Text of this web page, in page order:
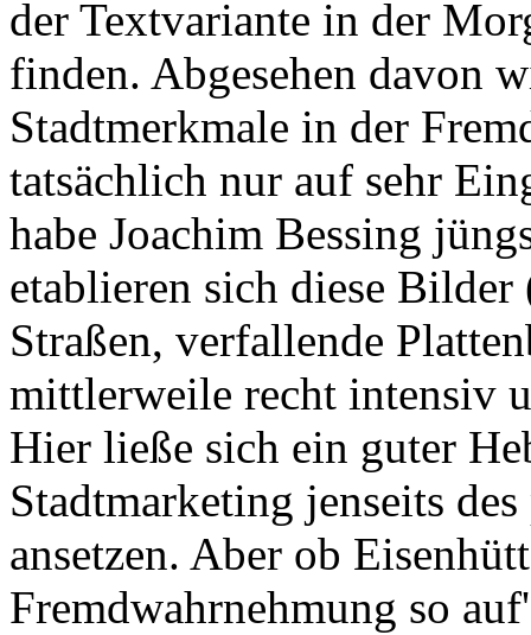
der Textvariante in der
finden. Abgesehen davon
Stadtmerkmale in der
tatsächlich nur auf sehr
habe Joachim Bessing
etablieren sich diese
Straßen, verfallende
mittlerweile recht intensiv
Hier ließe sich ein guter
Stadtmarketing jenseits
ansetzen. Aber ob
Fremdwahrnehmung so